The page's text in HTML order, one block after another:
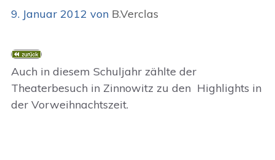
9. Januar 2012 von B.Verclas
Auch in diesem Schuljahr zählte der
Theaterbesuch in Zinnowitz zu den Highlights in
der Vorweihnachtszeit.